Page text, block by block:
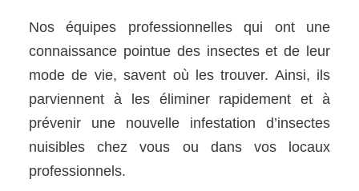
Nos équipes professionnelles qui ont une
connaissance pointue des insectes et de leur
mode de vie, savent où les trouver. Ainsi, ils
parviennent à les éliminer rapidement et à
prévenir une nouvelle infestation d’insectes
nuisibles chez vous ou dans vos locaux
professionnels.